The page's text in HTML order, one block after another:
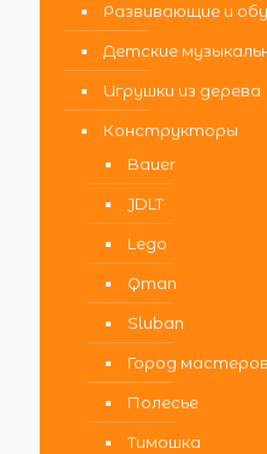
Развивающие и
Детские
Игрушки из дерева
Конструкторы
Bauer
JDLT
Lego
Qman
Sluban
Город мастеров
Полесье
Тимошка